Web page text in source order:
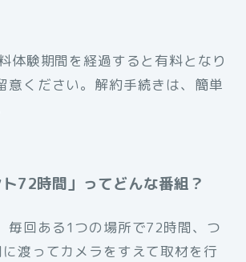
体験期間を経過すると有料となり
意ください。解約手続きは、簡単
ト72時間」ってどんな番組？
毎回ある1つの場所で72時間、つ
渡ってカメラをすえて取材を行